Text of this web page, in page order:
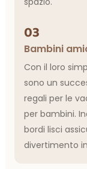
03
Bambini
Con il loro
sono un
regali per le
per bambini.
bordi lisci
divertimento